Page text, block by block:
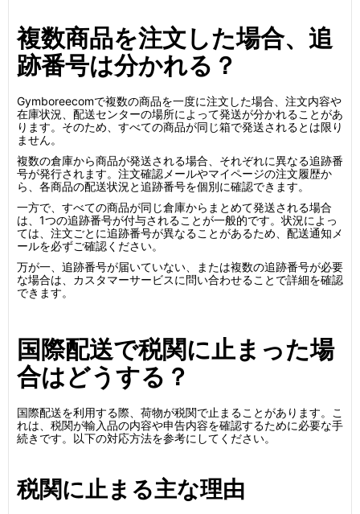
複数商品を注文した場合、追
跡番号は分かれる？
Gymboreecomで複数の商品を一度に注文した場合、注文内容や
在庫状況、配送センターの場所によって発送が分かれることがあ
ります。そのため、すべての商品が同じ箱で発送されるとは限り
ません。
複数の倉庫から商品が発送される場合、それぞれに異なる追跡番
号が発行されます。注文確認メールやマイページの注文履歴か
ら、各商品の配送状況と追跡番号を個別に確認できます。
一方で、すべての商品が同じ倉庫からまとめて発送される場合
は、1つの追跡番号が付与されることが一般的です。状況によっ
ては、注文ごとに追跡番号が異なることがあるため、配送通知メ
ールを必ずご確認ください。
万が一、追跡番号が届いていない、または複数の追跡番号が必要
な場合は、カスタマーサービスに問い合わせることで詳細を確認
できます。
国際配送で税関に止まった場
合はどうする？
国際配送を利用する際、荷物が税関で止まることがあります。こ
れは、税関が輸入品の内容や申告内容を確認するために必要な手
続きです。以下の対応方法を参考にしてください。
税関に止まる主な理由